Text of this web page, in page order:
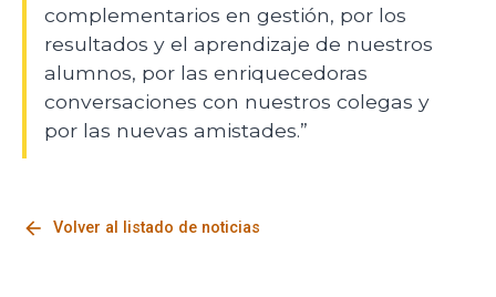
complementarios en gestión, por los
resultados y el aprendizaje de nuestros
alumnos, por las enriquecedoras
conversaciones con nuestros colegas y
por las nuevas amistades.”
arrow_back Volver al listado de noticias